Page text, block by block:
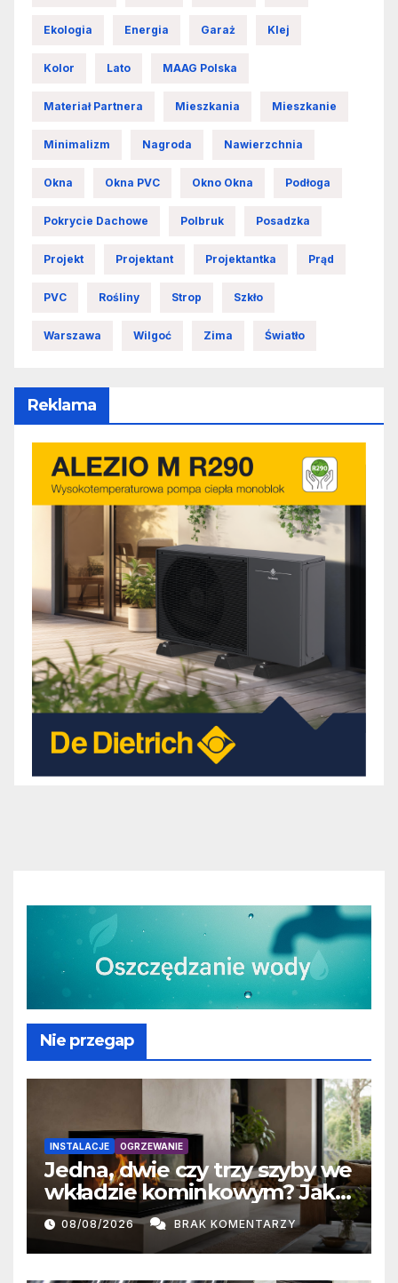
Ekologia Energia Garaż Klej
Kolor Lato MAAG Polska
Materiał Partnera Mieszkania Mieszkanie
Minimalizm Nagroda Nawierzchnia
Okna Okna PVC Okno Okna Podłoga
Pokrycie Dachowe Polbruk Posadzka
Projekt Projektant Projektantka Prąd
PVC Rośliny Strop Szkło
Warszawa Wilgoć Zima Światło
Reklama
Nie przegap
INSTALACJE OGRZEWANIE
Jedna, dwie czy trzy szyby we
wkładzie kominkowym? Jak
przeszklenie wpływa na
oddawanie ciepła
08/08/2026 BRAK KOMENTARZY